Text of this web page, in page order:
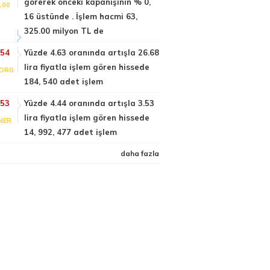
16 üstünde . İşlem hacmi 63,
325.00 milyon TL de
Yüzde 4.63 oranında artışla 26.68
lira fiyatla işlem gören hissede
184, 540 adet işlem
Yüzde 4.44 oranında artışla 3.53
lira fiyatla işlem gören hissede
14, 992, 477 adet işlem
daha fazla